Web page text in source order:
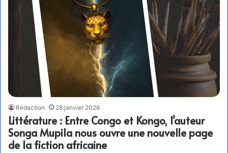
Rédaction 28 janvier 2026
Littérature : Entre Congo et Kongo, l’auteur
Songa Mupila nous ouvre une nouvelle page
de la fiction africaine